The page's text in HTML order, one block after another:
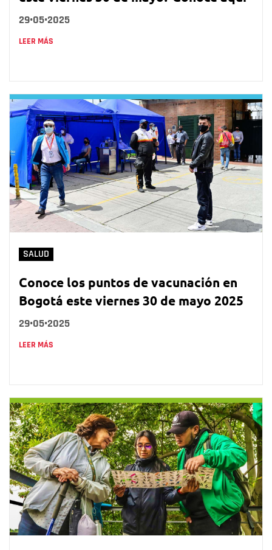
29•05•2025
LEER MÁS
SALUD
Conoce los puntos de vacunación en
Bogotá este viernes 30 de mayo 2025
29•05•2025
LEER MÁS